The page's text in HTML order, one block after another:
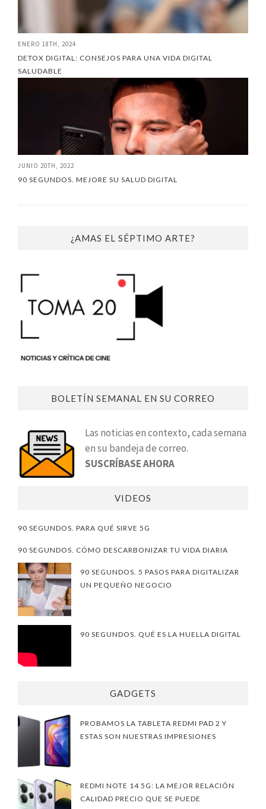
ENERO 18TH, 2024
DETOX DIGITAL: CONSEJOS PARA UNA VIDA DIGITAL
SALUDABLE
JUNIO 20TH, 2022
90 SEGUNDOS. MEJORE SU SALUD DIGITAL
¿AMAS EL SÉPTIMO ARTE?
BOLETÍN SEMANAL EN SU CORREO
Las noticias en contexto, cada semana
en su bandeja de correo.
SUSCRÍBASE AHORA
VIDEOS
90 SEGUNDOS. PARA QUÉ SIRVE 5G
90 SEGUNDOS. CÓMO DESCARBONIZAR TU VIDA DIARIA
90 SEGUNDOS. 5 PASOS PARA DIGITALIZAR
UN PEQUEÑO NEGOCIO
90 SEGUNDOS. QUÉ ES LA HUELLA DIGITAL
GADGETS
PROBAMOS LA TABLETA REDMI PAD 2 Y
ESTAS SON NUESTRAS IMPRESIONES
REDMI NOTE 14 5G: LA MEJOR RELACIÓN
CALIDAD PRECIO QUE SE PUEDE